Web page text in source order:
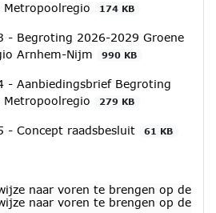
Metropoolregio
174 KB
- Begroting 2026-2029 Groene
Arnhem-Nijm
990 KB
- Aanbiedingsbrief Begroting
Metropoolregio
279 KB
- Concept raadsbesluit 61 KB
naar voren te brengen op de
naar voren te brengen op de